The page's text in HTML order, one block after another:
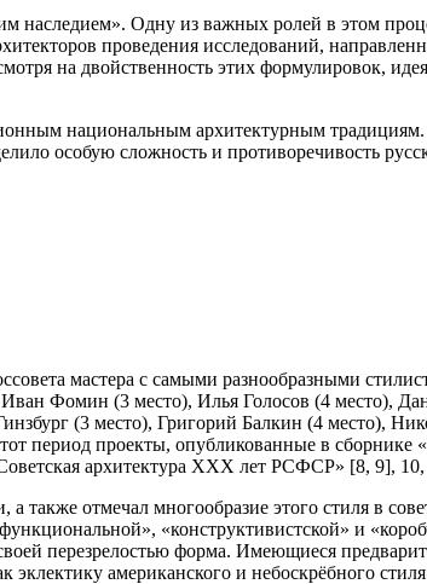
наследием». Одну из важных ролей в этом
проведения исследований,
на двойственность этих формулировок,
национальным архитектурным
особую сложность и противоречивость
мастера с самыми разнообразными
Фомин (3 место), Илья Голосов (4 место),
(3 место), Григорий Балкин (4 место),
период проекты, опубликованные в сборнике
архитектура XXX лет РСФСР» [8, 9], 10,
отмечал многообразие этого стиля в
«конструктивистской» и
перезрелостью форма. Имеющиеся
американского и небоскрёбного